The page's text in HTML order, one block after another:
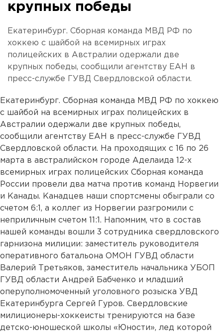
крупных победы
Екатеринбург. Сборная команда МВД РФ по
хоккею с шайбой на всемирных играх
полицейских в Австралии одержали две
крупных победы, сообщили агентству ЕАН в
пресс-службе ГУВД Свердловской области.
Екатеринбург. Сборная команда МВД РФ по хоккею
с шайбой на всемирных играх полицейских в
Австралии одержали две крупных победы,
сообщили агентству ЕАН в пресс-службе ГУВД
Свердловской области. На проходящих с 16 по 26
марта в австралийском городе Аделаида 12-х
всемирных играх полицейских Сборная команда
России провели два матча против команд Норвегии
и Канады. Канадцев наши спортсмены обыграли со
счетом 6:1, а коллег из Норвегии разгромили с
неприличным счетом 11:1. Напомним, что в состав
нашей команды вошли 3 сотрудника свердловского
гарнизона милиции: заместитель руководителя
оперативного батальона ОМОН ГУВД области
Валерий Третьяков, заместитель начальника УБОП
ГУВД области Андрей Бабченко и младший
оперуполномоченный уголовного розыска УВД
Екатеринбурга Сергей Гуров. Свердловские
милиционеры-хоккеисты тренируются на базе
детско-юношеской школы «Юности», лед которой